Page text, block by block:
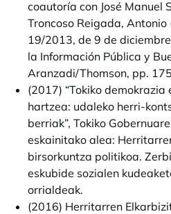
coautoría con José Manuel
Troncoso Reigada,
19/2013, de 9 de
la Información Pública y
Aranzadi/Thomson, pp.
(2017) “Tokiko
hartzea: udaleko herri-
berriak”, Tokiko
eskainitako alea:
birsorkuntza politikoa.
eskubide sozialen
orrialdeak.
(2016) Herritarren